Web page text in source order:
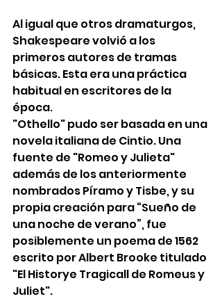
Al igual que otros dramaturgos,
Shakespeare volvió a los
primeros autores de tramas
básicas. Esta era una práctica
habitual en escritores de la
época.
"Othello" pudo ser basada en una
novela italiana de Cintio. Una
fuente de "Romeo y Julieta"
además de los anteriormente
nombrados Píramo y Tisbe, y su
propia creación para “Sueño de
una noche de verano”, fue
posiblemente un poema de 1562
escrito por Albert Brooke titulado
"El Historye Tragicall de Romeus y
Juliet".